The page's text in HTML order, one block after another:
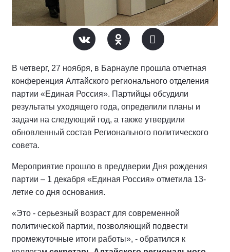
В четверг, 27 ноября, в Барнауле прошла отчетная
конференция Алтайского регионального отделения
партии «Единая Россия». Партийцы обсудили
результаты уходящего года, определили планы и
задачи на следующий год, а также утвердили
обновленный состав Регионального политического
совета.
Мероприятие прошло в преддверии Дня рождения
партии – 1 декабря «Единая Россия» отметила 13-
летие со дня основания.
«Это - серьезный возраст для современной
политической партии, позволяющий подвести
промежуточные итоги работы», - обратился к